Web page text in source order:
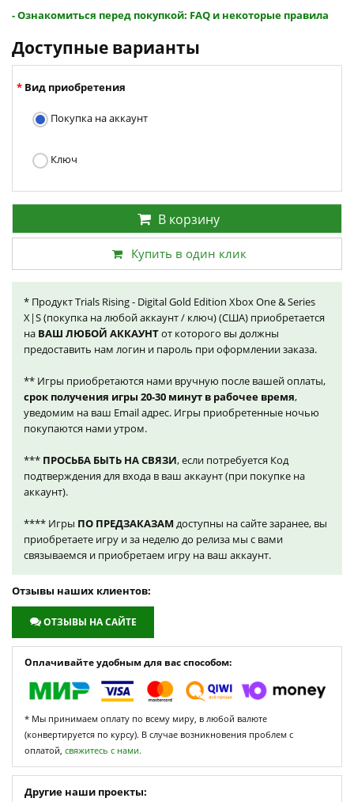
- Ознакомиться перед покупкой: FAQ и некоторые правила
Доступные варианты
Вид приобретения
Покупка на аккаунт
Ключ
В корзину
Купить в один клик
* Продукт Trials Rising - Digital Gold Edition Xbox One & Series
X|S (покупка на любой аккаунт / ключ) (США) приобретается
на ВАШ ЛЮБОЙ АККАУНТот которого вы должны
предоставить нам логин и пароль при оформлении заказа.
** Игры приобретаются нами вручную после вашей оплаты,
срок получения игры 20-30 минут в рабочее время,
уведомим на ваш Email адрес. Игры приобретенные ночью
покупаются нами утром.
*** ПРОСЬБА БЫТЬ НА СВЯЗИ, если потребуется Код
подтверждения для входа в ваш аккаунт (при покупке на
аккаунт).
**** Игры ПО ПРЕДЗАКАЗАМ доступны на сайте заранее, вы
приобретаете игру и за неделю до релиза мы с вами
связываемся и приобретаем игру на ваш аккаунт.
Отзывы наших клиентов:
ОТЗЫВЫ НА САЙТЕ
Оплачивайте удобным для вас способом:
* Мы принимаем оплату по всему миру, в любой валюте
(конвертируется по курсу). В случае возникновения проблем с
оплатой, свяжитесь с нами.
Другие наши проекты: